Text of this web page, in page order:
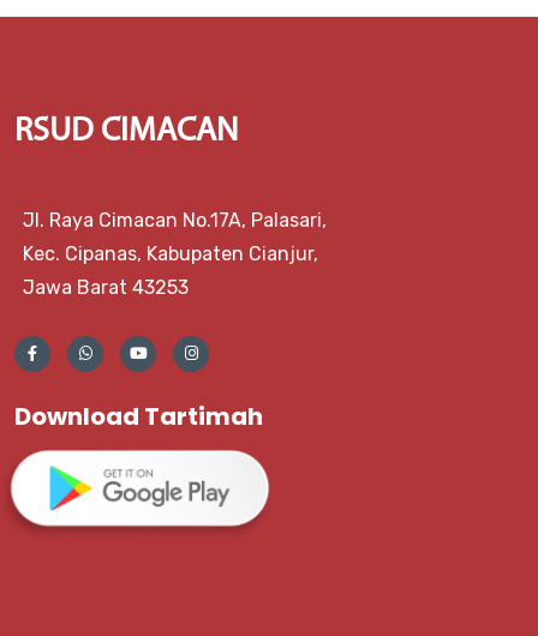
RSUD CIMACAN
Jl. Raya Cimacan No.17A, Palasari,
Kec. Cipanas, Kabupaten Cianjur,
Jawa Barat 43253
Download Tartimah